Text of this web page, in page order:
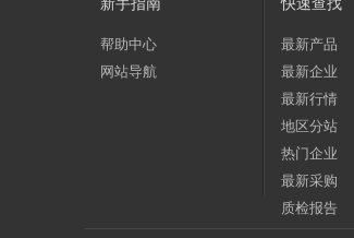
帮助中心
网站导航
最新产品
最新企业
最新行情
地区分站
热门企业
最新采购
质检报告